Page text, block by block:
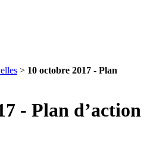
> 10 octobre 2017 - Plan
- Plan d’action